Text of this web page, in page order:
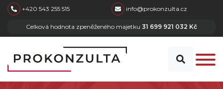
skip to main content
+420 543 255 515 info@prokonzulta.cz
Celková hodnota zpeněženého majetku 31 699 921 032 Kč